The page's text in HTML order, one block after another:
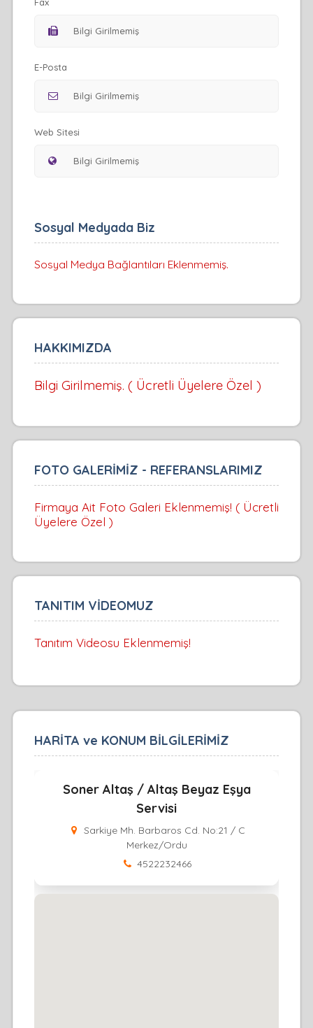
Fax
E-Posta
Web Sitesi
Sosyal Medyada Biz
Sosyal Medya Bağlantıları Eklenmemiş.
HAKKIMIZDA
Bilgi Girilmemiş. ( Ücretli Üyelere Özel )
FOTO GALERİMİZ - REFERANSLARIMIZ
Firmaya Ait Foto Galeri Eklenmemiş! ( Ücretli
Üyelere Özel )
TANITIM VİDEOMUZ
Tanıtım Videosu Eklenmemiş!
HARİTA ve KONUM BİLGİLERİMİZ
Soner Altaş / Altaş Beyaz Eşya
Servisi
Sarkiye Mh. Barbaros Cd. No:21 / C
Merkez/Ordu
4522232466